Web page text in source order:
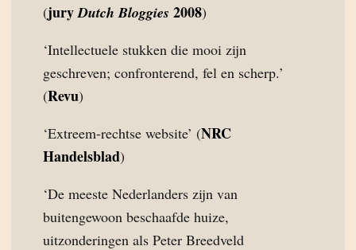
(juryDutch Bloggies 2008)
‘Intellectuele stukken die mooi zijn
geschreven; confronterend, fel en scherp.’
(Revu)
‘Extreem-rechtse website’ (NRC
Handelsblad)
‘De meeste Nederlanders zijn van
buitengewoon beschaafde huize,
uitzonderingen als Peter Breedveld